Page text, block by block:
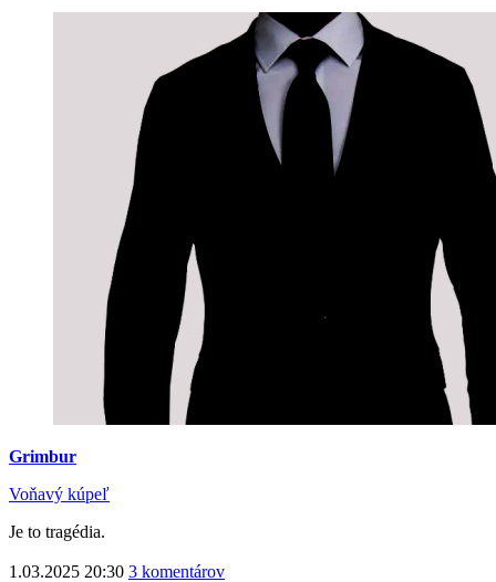
Grimbur
Voňavý kúpeľ
Je to tragédia.
1.03.2025 20:30 3 komentárov